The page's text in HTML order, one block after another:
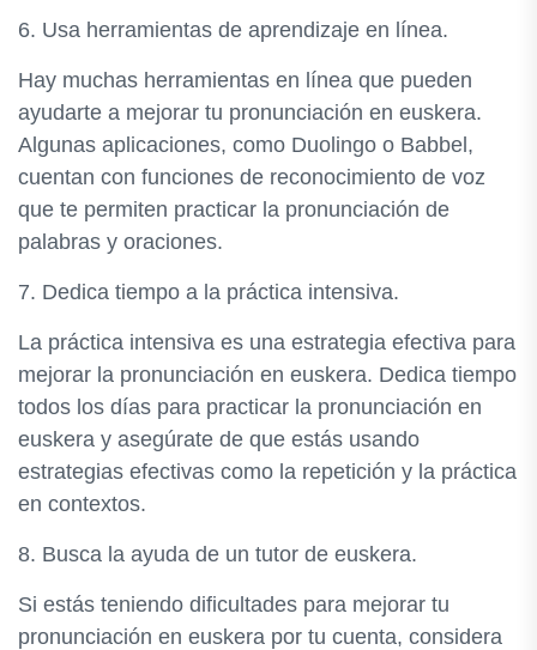
6. Usa herramientas de aprendizaje en línea.
Hay muchas herramientas en línea que pueden
ayudarte a mejorar tu pronunciación en euskera.
Algunas aplicaciones, como Duolingo o Babbel,
cuentan con funciones de reconocimiento de voz
que te permiten practicar la pronunciación de
palabras y oraciones.
7. Dedica tiempo a la práctica intensiva.
La práctica intensiva es una estrategia efectiva para
mejorar la pronunciación en euskera. Dedica tiempo
todos los días para practicar la pronunciación en
euskera y asegúrate de que estás usando
estrategias efectivas como la repetición y la práctica
en contextos.
8. Busca la ayuda de un tutor de euskera.
Si estás teniendo dificultades para mejorar tu
pronunciación en euskera por tu cuenta, considera